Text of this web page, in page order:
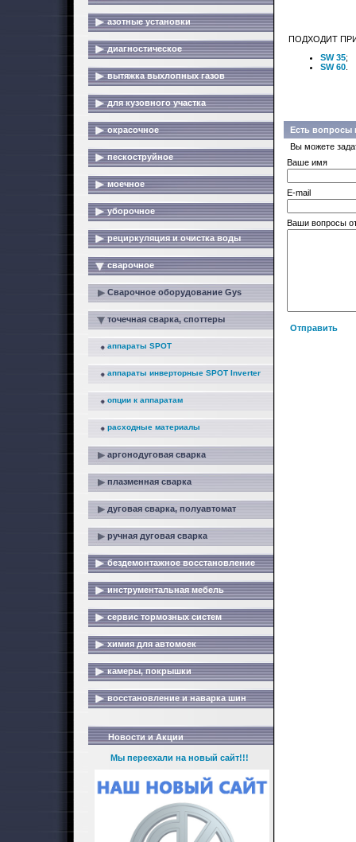
азотные установки
диагностическое
вытяжка выхлопных газов
для кузовного участка
окрасочное
пескоструйное
моечное
уборочное
рециркуляция и очистка воды
сварочное
Сварочное оборудование Gys
точечная сварка, споттеры
аппараты SPOT
аппараты инверторные SPOT Inverter
опции к аппаратам
расходные материалы
аргонодуговая сварка
плазменная сварка
дуговая сварка, полуавтомат
ручная дуговая сварка
бездемонтажное восстановление
инструментальная мебель
сервис тормозных систем
химия для автомоек
камеры, покрышки
восстановление и наварка шин
Новости и Акции
Мы переехали на новый сайт!!!
ПОДХОДИТ
SW 35;
SW 60
Есть вопросы
Вы можете
Ваше имя
E-mail
Ваши вопросы
Отправить